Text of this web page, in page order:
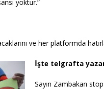
yoktur.”
ve her platformda
İşte telgrafta
Sayın Zambakan stop